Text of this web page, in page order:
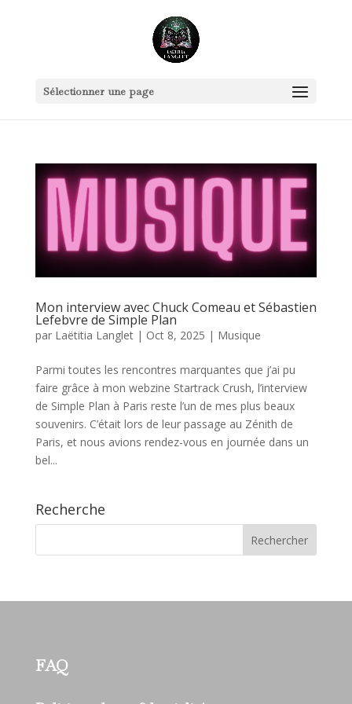
Sélectionner une page
Mon interview avec Chuck Comeau et Sébastien
Lefebvre de Simple Plan
par Laëtitia Langlet| Oct 8, 2025 | Musique
Parmi toutes les rencontres marquantes que j’ai pu
faire grâce à mon webzine Startrack Crush, l’interview
de Simple Plan à Paris reste l’un de mes plus beaux
souvenirs. C’était lors de leur passage au Zénith de
Paris, et nous avions rendez-vous en journée dans un
bel...
Recherche
FAQ